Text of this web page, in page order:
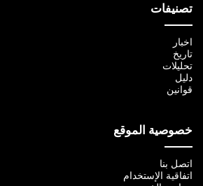
تصنيفات
اخبار
تاريخ
تحليلات
دليل
قوانين
خصوصية الموقع
اتصل بنا
اتفاقية الإستخدام